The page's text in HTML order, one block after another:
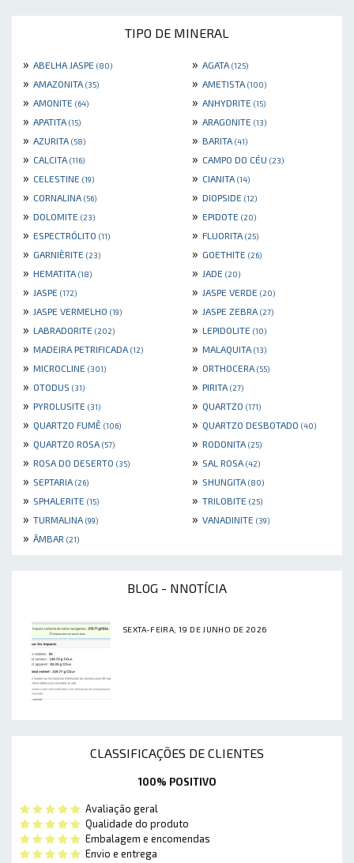
TIPO DE MINERAL
» ABELHA JASPE (80) » AGATA (125)
» AMAZONITA (35) » AMETISTA (100)
» AMONITE (64) » ANHYDRITE (15)
» APATITA (15) » ARAGONITE (13)
» AZURITA (58) » BARITA (41)
» CALCITA (116) » CAMPO DO CÉU (23)
» CELESTINE (19) » CIANITA (14)
» CORNALINA (56) » DIOPSIDE (12)
» DOLOMITE (23) » EPIDOTE (20)
» ESPECTRÓLITO (11) » FLUORITA (25)
» GARNIÈRITE (23) » GOETHITE (26)
» HEMATITA (18) » JADE (20)
» JASPE (172) » JASPE VERDE (20)
» JASPE VERMELHO (19) » JASPE ZEBRA (27)
» LABRADORITE (202) » LEPIDOLITE (10)
» MADEIRA PETRIFICADA (12) » MALAQUITA (13)
» MICROCLINE (301) » ORTHOCERA (55)
» OTODUS (31) » PIRITA (27)
» PYROLUSITE (31) » QUARTZO (171)
» QUARTZO FUMÊ (106) » QUARTZO DESBOTADO (40)
» QUARTZO ROSA (57) » RODONITA (25)
» ROSA DO DESERTO (35) » SAL ROSA (42)
» SEPTARIA (26) » SHUNGITA (80)
» SPHALERITE (15) » TRILOBITE (25)
» TURMALINA (99) » VANADINITE (39)
» ÂMBAR (21)
BLOG - NNOTÍCIA
SEXTA-FEIRA, 19 DE JUNHO DE 2026
CLASSIFICAÇÕES DE CLIENTES
100% POSITIVO
Avaliação geral
Qualidade do produto
Embalagem e encomendas
Envio e entrega